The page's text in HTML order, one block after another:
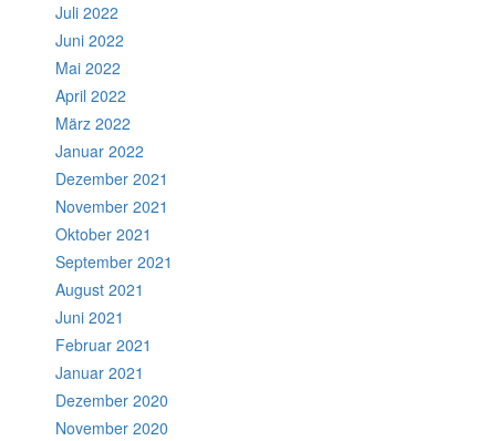
Juli 2022
Juni 2022
Mai 2022
April 2022
März 2022
Januar 2022
Dezember 2021
November 2021
Oktober 2021
September 2021
August 2021
Juni 2021
Februar 2021
Januar 2021
Dezember 2020
November 2020